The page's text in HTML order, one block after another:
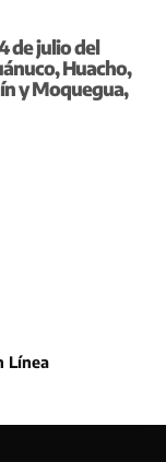
de julio del
Huacho,
y Moquegua,
Línea